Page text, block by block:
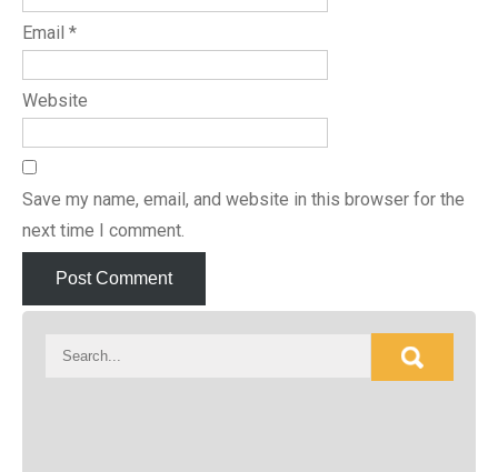
Email *
Website
Save my name, email, and website in this browser for the
next time I comment.